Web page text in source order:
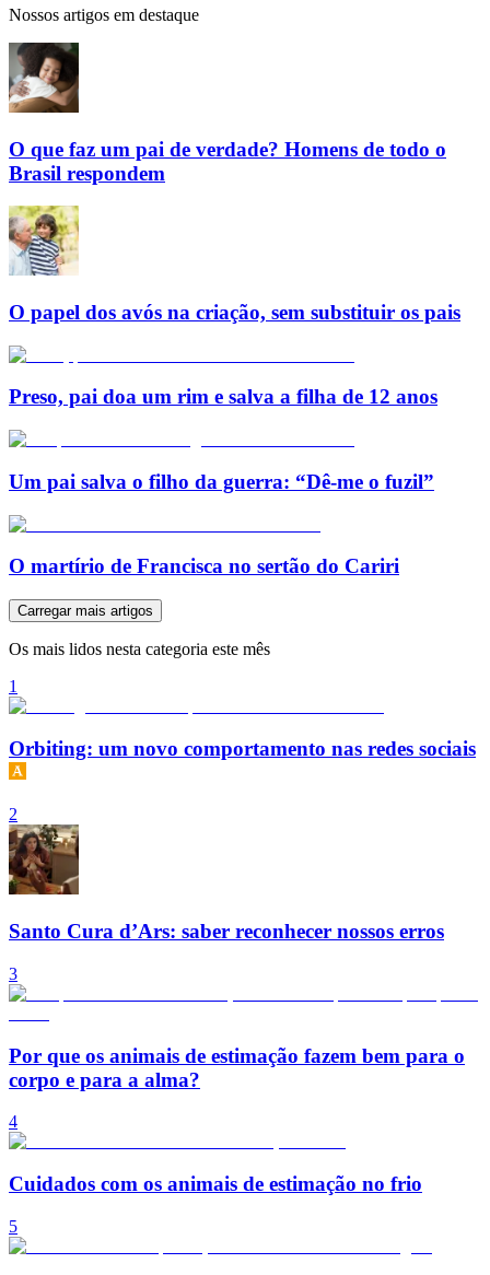
Nossos artigos em destaque
O que faz um pai de verdade? Homens de todo o
Brasil respondem
O papel dos avós na criação, sem substituir os pais
Preso, pai doa um rim e salva a filha de 12 anos
Um pai salva o filho da guerra: “Dê-me o fuzil”
O martírio de Francisca no sertão do Cariri
Carregar mais artigos
Os mais lidos nesta categoria este mês
1
Orbiting: um novo comportamento nas redes sociais
2
Santo Cura d’Ars: saber reconhecer nossos erros
3
Por que os animais de estimação fazem bem para o
corpo e para a alma?
4
Cuidados com os animais de estimação no frio
5